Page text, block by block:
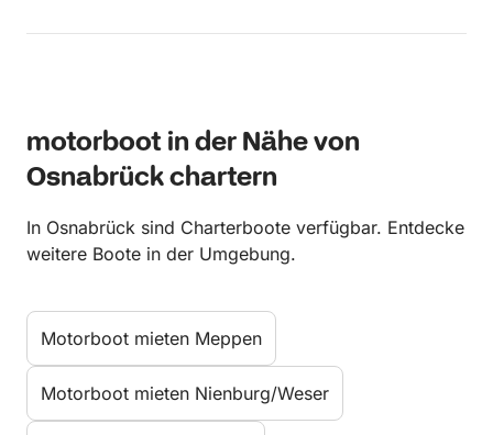
motorboot in der Nähe von
Osnabrück chartern
In Osnabrück sind Charterboote verfügbar. Entdecke
weitere Boote in der Umgebung.
Motorboot mieten Meppen
Motorboot mieten Nienburg/Weser